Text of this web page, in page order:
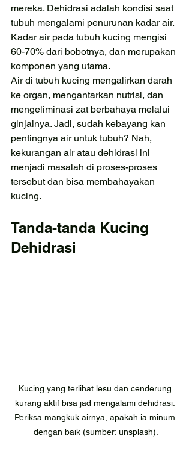
mereka. Dehidrasi adalah kondisi saat
tubuh mengalami penurunan kadar air.
Kadar air pada tubuh kucing mengisi
60-70% dari bobotnya, dan merupakan
komponen yang utama.
Air di tubuh kucing mengalirkan darah
ke organ, mengantarkan nutrisi, dan
mengeliminasi zat berbahaya melalui
ginjalnya. Jadi, sudah kebayang kan
pentingnya air untuk tubuh? Nah,
kekurangan air atau dehidrasi ini
menjadi masalah di proses-proses
tersebut dan bisa membahayakan
kucing.
Tanda-tanda Kucing
Dehidrasi
Kucing yang terlihat lesu dan cenderung
kurang aktif bisa jad mengalami dehidrasi.
Periksa mangkuk airnya, apakah ia minum
dengan baik (sumber: unsplash).